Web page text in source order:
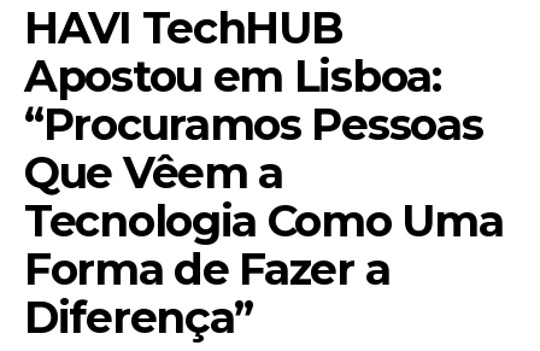
HAVI TechHUB
Apostou em Lisboa:
“Procuramos Pessoas
Que Vêem a
Tecnologia Como Uma
Forma de Fazer a
Diferença”